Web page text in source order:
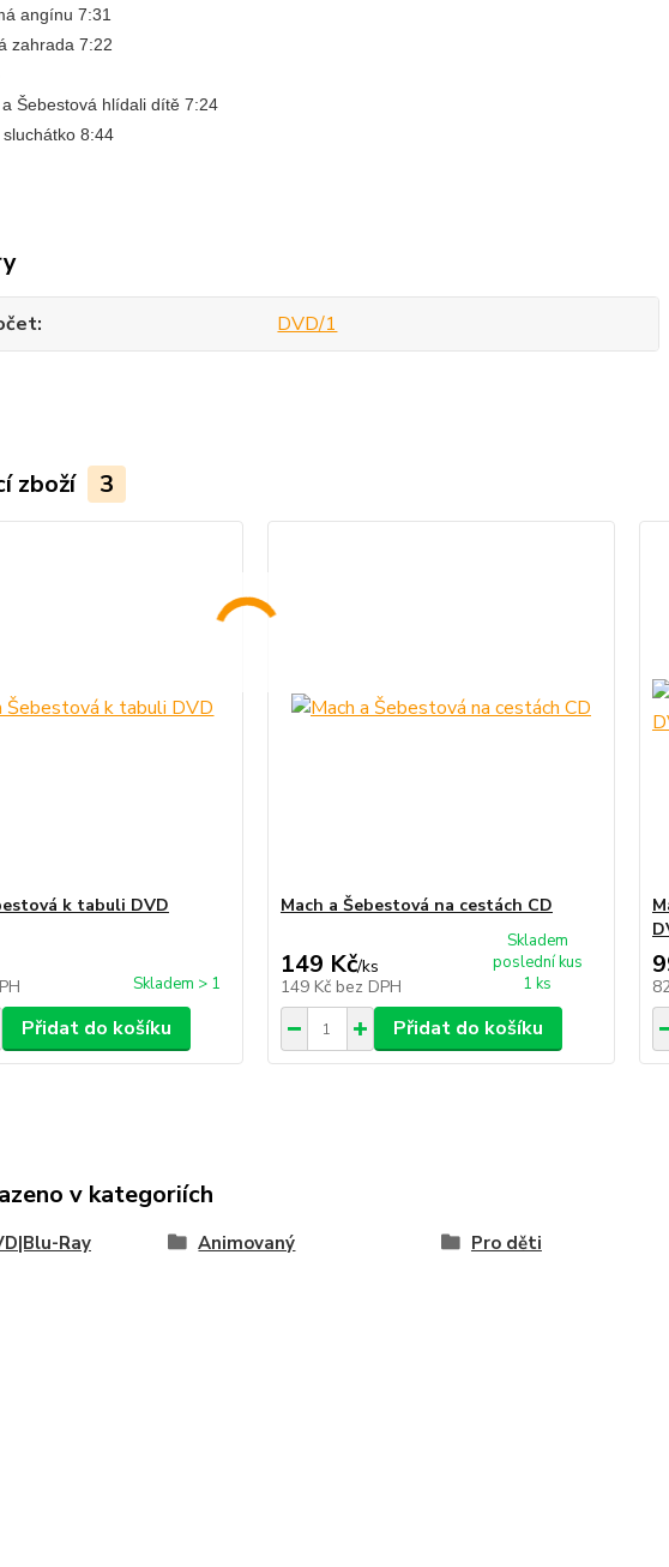
angínu 7:31
zahrada 7:22
Šebestová hlídali dítě 7:24
8:44
DVD/1
zboží 3
k tabuli DVD
Skladem > 1
Přidat do košíku
Mach a Šebestová na cestách CD
149 Kč/ks
149 Kč bez DPH
Skladem
poslední kus
1 ks
Přidat do košíku
v kategoriích
Ray Animovaný Pro děti